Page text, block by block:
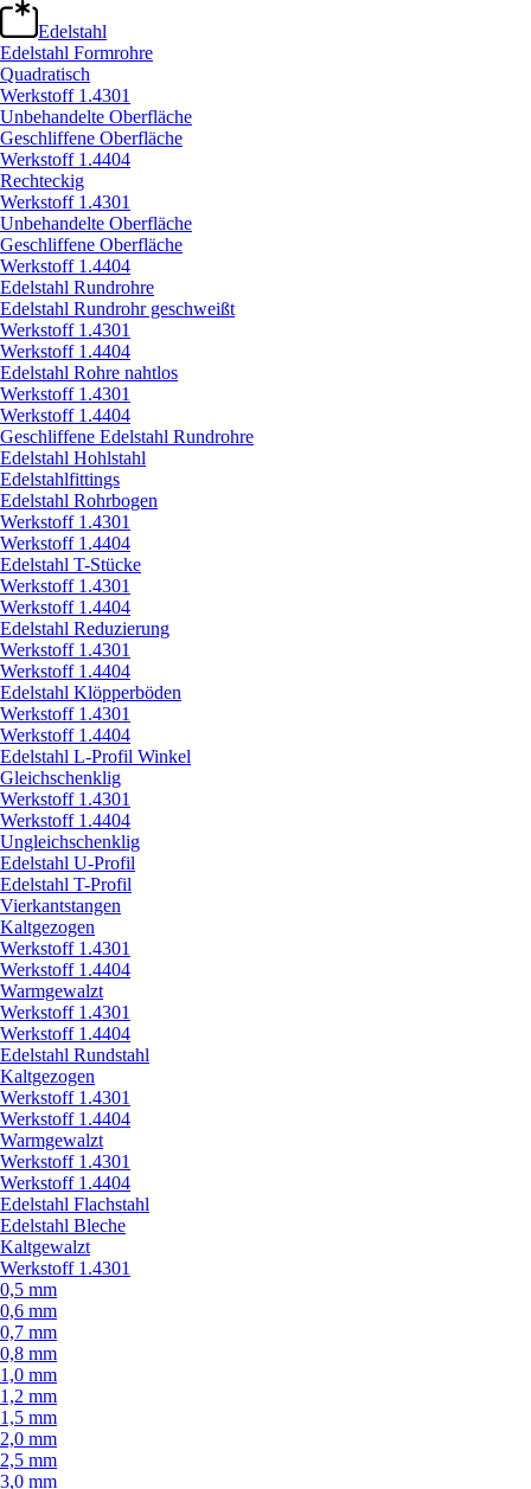
Edelstahl
Edelstahl Formrohre
Quadratisch
Werkstoff 1.4301
Unbehandelte Oberfläche
Geschliffene Oberfläche
Werkstoff 1.4404
Rechteckig
Werkstoff 1.4301
Unbehandelte Oberfläche
Geschliffene Oberfläche
Werkstoff 1.4404
Edelstahl Rundrohre
Edelstahl Rundrohr geschweißt
Werkstoff 1.4301
Werkstoff 1.4404
Edelstahl Rohre nahtlos
Werkstoff 1.4301
Werkstoff 1.4404
Geschliffene Edelstahl Rundrohre
Edelstahl Hohlstahl
Edelstahlfittings
Edelstahl Rohrbogen
Werkstoff 1.4301
Werkstoff 1.4404
Edelstahl T-Stücke
Werkstoff 1.4301
Werkstoff 1.4404
Edelstahl Reduzierung
Werkstoff 1.4301
Werkstoff 1.4404
Edelstahl Klöpperböden
Werkstoff 1.4301
Werkstoff 1.4404
Edelstahl L-Profil Winkel
Gleichschenklig
Werkstoff 1.4301
Werkstoff 1.4404
Ungleichschenklig
Edelstahl U-Profil
Edelstahl T-Profil
Vierkantstangen
Kaltgezogen
Werkstoff 1.4301
Werkstoff 1.4404
Warmgewalzt
Werkstoff 1.4301
Werkstoff 1.4404
Edelstahl Rundstahl
Kaltgezogen
Werkstoff 1.4301
Werkstoff 1.4404
Warmgewalzt
Werkstoff 1.4301
Werkstoff 1.4404
Edelstahl Flachstahl
Edelstahl Bleche
Kaltgewalzt
Werkstoff 1.4301
0,5 mm
0,6 mm
0,7 mm
0,8 mm
1,0 mm
1,2 mm
1,5 mm
2,0 mm
2,5 mm
3,0 mm